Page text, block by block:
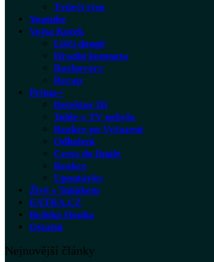
Tvůrčí tým
Youtube
Vojta Kotek
Liščí doupě
Hradní komnata
Rozhovory
Recap
Prima+
Detektor lži
Tohle v TV nebylo
Reakce po Vyřazení
Odhalení
Cesta do finále
Reakce
Upoutávky
Živě s Tuňákem
EXTRA.CZ
Brdská Houba
Ostatní
Nejnovější články